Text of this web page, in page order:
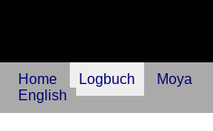
Home Logbuch Moya
English